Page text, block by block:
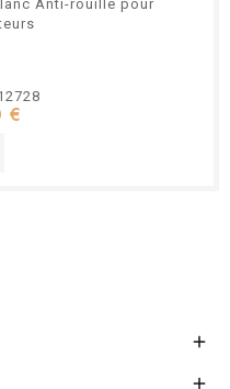
Anti-rouille pour
€

